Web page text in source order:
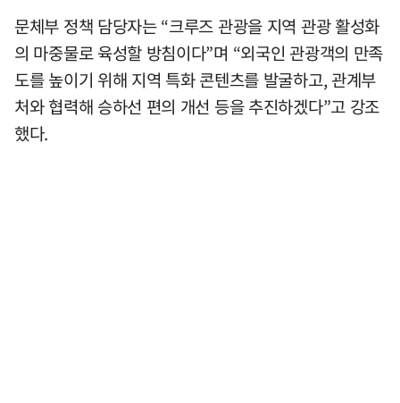
문체부 정책 담당자는 “크루즈 관광을 지역 관광 활성화
의 마중물로 육성할 방침이다”며 “외국인 관광객의 만족
도를 높이기 위해 지역 특화 콘텐츠를 발굴하고, 관계부
처와 협력해 승하선 편의 개선 등을 추진하겠다”고 강조
했다.